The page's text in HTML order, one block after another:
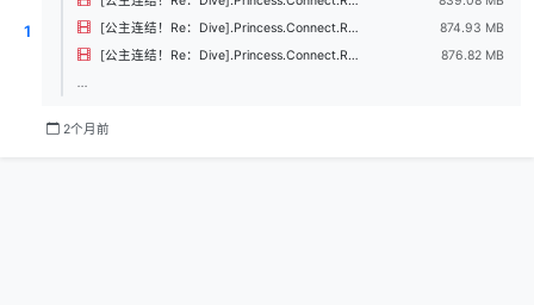
1
[公主连结！Re：Dive].Princess.Connect.Re.Dive.2020.S01E12.2160p.WEB-DL.HDR10.H265.10bit.AAC-UBWEB.mp4
874.93 MB
[公主连结！Re：Dive].Princess.Connect.Re.Dive.2020.S01E11.2160p.WEB-DL.HDR10.H265.10bit.AAC-UBWEB.mp4
876.82 MB
...
2个月前